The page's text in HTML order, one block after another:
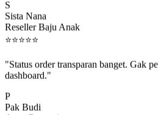
Sista Nana
Reseller Baju Anak
⭐⭐⭐⭐⭐
dashboard."
Pak Budi
Agen Properti